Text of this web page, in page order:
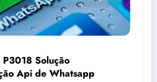
Solução
Api de Whatsapp